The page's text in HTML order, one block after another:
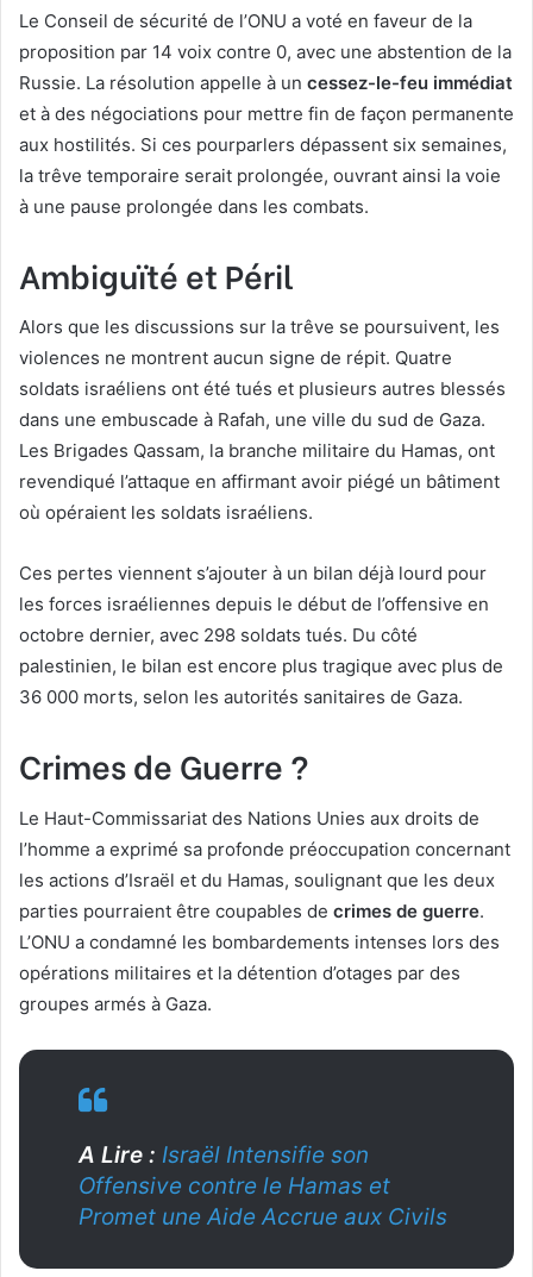
Le Conseil de sécurité de l’ONU a voté en faveur de la
proposition par 14 voix contre 0, avec une abstention de la
Russie. La résolution appelle à un cessez-le-feu immédiat
et à des négociations pour mettre fin de façon permanente
aux hostilités. Si ces pourparlers dépassent six semaines,
la trêve temporaire serait prolongée, ouvrant ainsi la voie
à une pause prolongée dans les combats.
Ambiguïté et Péril
Alors que les discussions sur la trêve se poursuivent, les
violences ne montrent aucun signe de répit. Quatre
soldats israéliens ont été tués et plusieurs autres blessés
dans une embuscade à Rafah, une ville du sud de Gaza.
Les Brigades Qassam, la branche militaire du Hamas, ont
revendiqué l’attaque en affirmant avoir piégé un bâtiment
où opéraient les soldats israéliens.
Ces pertes viennent s’ajouter à un bilan déjà lourd pour
les forces israéliennes depuis le début de l’offensive en
octobre dernier, avec 298 soldats tués. Du côté
palestinien, le bilan est encore plus tragique avec plus de
36 000 morts, selon les autorités sanitaires de Gaza.
Crimes de Guerre ?
Le Haut-Commissariat des Nations Unies aux droits de
l’homme a exprimé sa profonde préoccupation concernant
les actions d’Israël et du Hamas, soulignant que les deux
parties pourraient être coupables de crimes de guerre.
L’ONU a condamné les bombardements intenses lors des
opérations militaires et la détention d’otages par des
groupes armés à Gaza.
A Lire : Israël Intensifie son
Offensive contre le Hamas et
Promet une Aide Accrue aux Civils